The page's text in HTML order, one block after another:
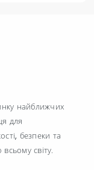
найближчих
для
безпеки та
світу.